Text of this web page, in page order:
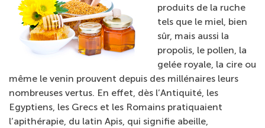
produits de la ruche
tels que le miel, bien
sûr, mais aussi la
propolis, le pollen, la
gelée royale, la cire ou
même le venin prouvent depuis des millénaires leurs
nombreuses vertus. En effet, dès l’Antiquité, les
Egyptiens, les Grecs et les Romains pratiquaient
l’apithérapie, du latin Apis, qui signifie abeille,